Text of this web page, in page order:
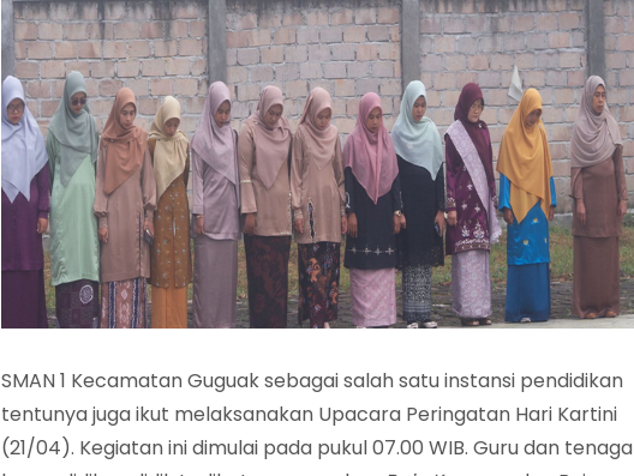
SMAN 1 Kecamatan Guguak sebagai salah satu instansi pendidikan
tentunya juga ikut melaksanakan Upacara Peringatan Hari Kartini
(21/04). Kegiatan ini dimulai pada pukul 07.00 WIB. Guru dan tenaga